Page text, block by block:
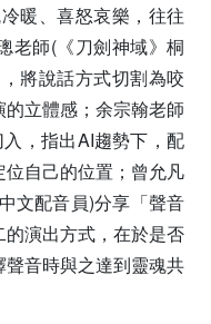
暖、喜怒哀樂，往往
老師(《刀劍神域》桐
將說話方式切割為咬
立體感；余宗翰老師
，指出AI趨勢下，配
自己的位置；曾允凡
文配音員)分享「聲音
演出方式，在於是否
音時與之達到靈魂共